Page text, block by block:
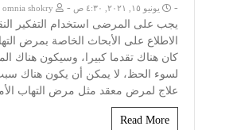
- يونيو ١٥, ٢٠٢١, ٤:٣٠ ص -
يجب على المرضى استخدام التفكير
الاطلاع على الأبحاث الخاصة بمرض
كان هناك تقدما كبيرا، وسيكون هناك
لسوء الحظ، لا يمكن أن يكون هناك
علاج لمرض معقد مثل مرض التهاب
Read More